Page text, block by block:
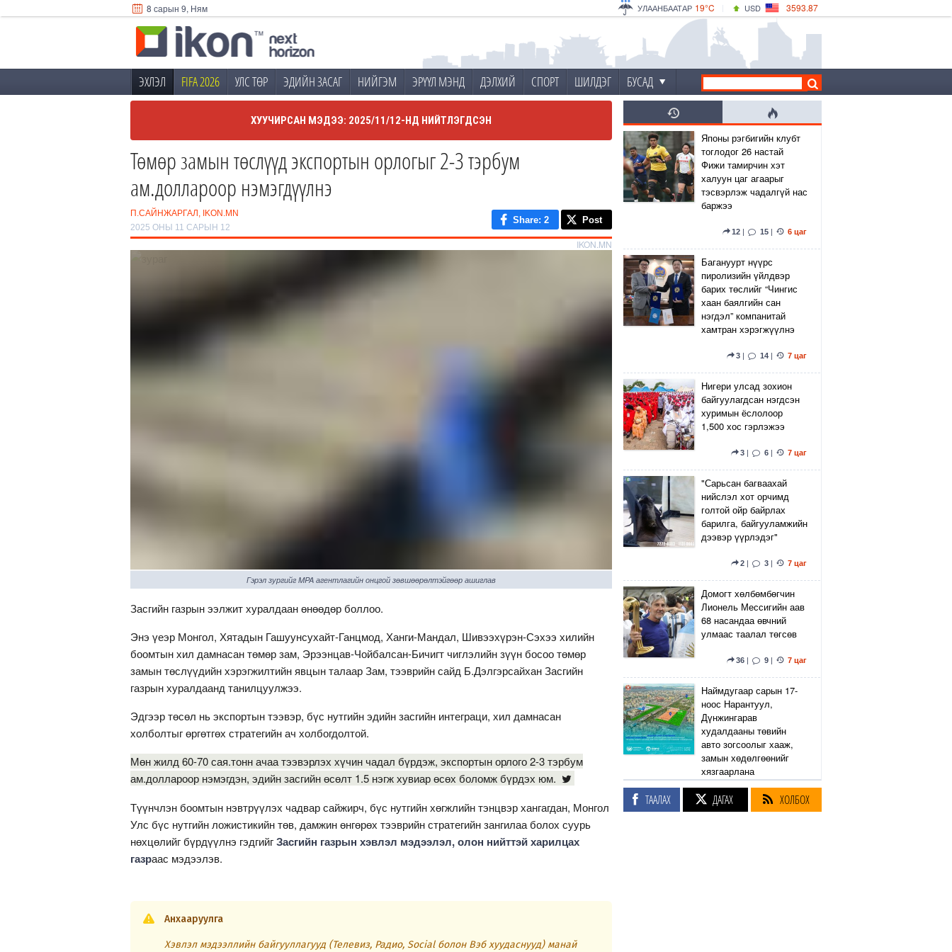
8 сарын 9, Ням 19°C
УЛААНБААТАР
19°C
ДАРХАН
17°C
ЭРДЭНЭТ
USD 3593.87
4141.04
ЭХЛЭЛ FIFA 2026 УЛС ТӨР ЭДИЙН ЗАСАГ НИЙГЭМ ЭРҮҮЛ МЭНД ДЭЛХИЙ СПОРТ ШИЛДЭГ БУСАД
ХУУЧИРСАН МЭДЭЭ: 2025/11/12-НД НИЙТЛЭГДСЭН
Төмөр замын төслүүд экспортын орлогыг 2-3 тэрбум
ам.доллароор нэмэгдүүлнэ
П.САЙНЖАРГАЛ, IKON.MN
2025 ОНЫ 11 САРЫН 12
Share: 2 Post
IKON.MN
Гэрэл зургийг MPA агентлагийн онцгой зөвшөөрөлтэйгөөр ашиглав
Засгийн газрын ээлжит хуралдаан өнөөдөр боллоо.
Энэ үеэр Монгол, Хятадын Гашуунсухайт-Ганцмод, Ханги-Мандал, Шивээхүрэн-Сэхээ хилийн
боомтын хил дамнасан төмөр зам, Эрээнцав-Чойбалсан-Бичигт чиглэлийн зүүн босоо төмөр
замын төслүүдийн хэрэгжилтийн явцын талаар Зам, тээврийн сайд Б.Дэлгэрсайхан Засгийн
газрын хуралдаанд танилцуулжээ.
Эдгээр төсөл нь экспортын тээвэр, бүс нутгийн эдийн засгийн интеграци, хил дамнасан
холболтыг өргөтгөх стратегийн ач холбогдолтой.
Мөн жилд 60-70 сая.тонн ачаа тээвэрлэх хүчин чадал бүрдэж, экспортын орлого 2-3 тэрбум
ам.доллароор нэмэгдэн, эдийн засгийн өсөлт 1.5 нэгж хувиар өсөх боломж бүрдэх юм.
Түүнчлэн боомтын нэвтрүүлэх чадвар сайжирч, бүс нутгийн хөгжлийн тэнцвэр хангагдан, Монгол
Улс бүс нутгийн ложистикийн төв, дамжин өнгөрөх тээврийн стратегийн зангилаа болох суурь
нөхцөлийг бүрдүүлнэ гэдгийгЗасгийн газрын хэвлэл мэдээлэл, олон нийттэй харилцах
газраас мэдээлэв.
Анхааруулга
Хэвлэл мэдээллийн байгууллагууд (Телевиз, Радио, Social болон Вэб хуудаснууд) манай
Японы рэгбигийн клубт
тоглодог 26 настай
Фижи тамирчин хэт
халуун цаг агаарыг
тэсвэрлэж чадалгүй нас
баржээ
12 | 15 | 6 цаг
Багануурт нүүрс
пиролизийн үйлдвэр
барих төслийг “Чингис
хаан баялгийн сан
нэгдэл” компанитай
хамтран хэрэгжүүлнэ
3 | 14 | 7 цаг
Нигери улсад зохион
байгуулагдсан нэгдсэн
хуримын ёслолоор
1,500 хос гэрлэжээ
3 | 6 | 7 цаг
"Сарьсан багваахай
нийслэл хот орчимд
голтой ойр байрлах
барилга, байгууламжийн
дээвэр үүрлэдэг"
2 | 3 | 7 цаг
Домогт хөлбөмбөгчин
Лионель Мессигийн аав
68 насандаа өвчний
улмаас таалал төгсөв
36 | 9 | 7 цаг
Наймдугаар сарын 17-
ноос Нарантуул,
Дүнжингарав
худалдааны төвийн
авто зогсоолыг хааж,
замын хөдөлгөөнийг
хязгаарлана
2| 8 цаг
ТААЛАХ ДАГАХ ХОЛБОХ